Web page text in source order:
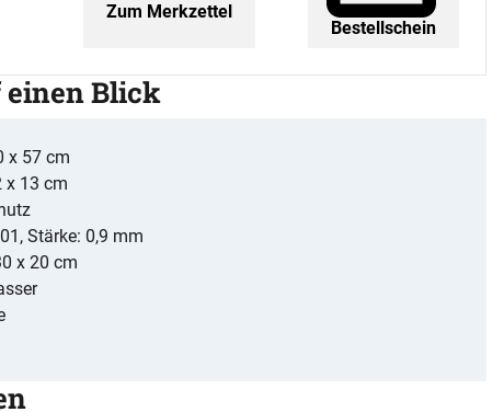
Zum Merkzettel
Bestellschein
Blick
x 57 cm
x 13 cm
Stärke: 0,9 mm
x 20 cm